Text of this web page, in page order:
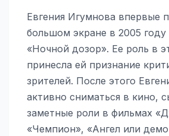
Евгения Игумнова впервые
большом экране в 2005
«Ночной дозор». Ее роль в
принесла ей признание
зрителей. После этого
активно сниматься в кино,
заметные роли в фильмах
«Чемпион», «Ангел или